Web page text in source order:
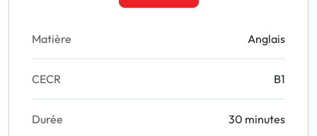
Matière Anglais
CECR B1
Durée 30 minutes